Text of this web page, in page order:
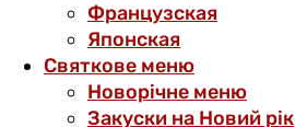
Французская
Японская
Святкове меню
Новорічне меню
Закуски на Новий рік